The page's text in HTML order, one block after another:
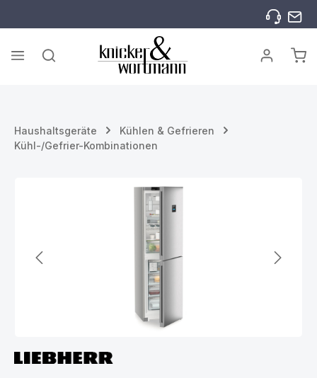
Haushaltsgeräte
Kühlen & Gefrieren
Kühl-/Gefrier-Kombinationen
Bildergalerie überspringen